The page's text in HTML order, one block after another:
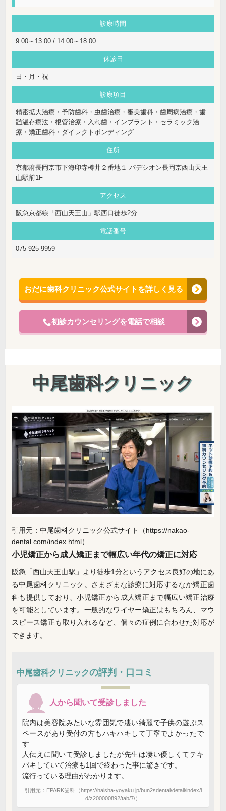
診療時間
9:00～13:00 / 14:00～18:00
休診日
日・月・祝
診療項目
精密拡大治療・予防歯科・虫歯治療・審美歯科・歯周病治療・歯
髄温存療法・根管治療・入れ歯・インプラント・セラミック治
療・矯正歯科・ダイレクトボンディング
住所
京都府長岡京市下海印寺樽井２番地１ パデシオン長岡京西山天王
山駅前1F
アクセス
阪急京都線「西山天王山」駅西口徒歩2分
電話番号
075-925-9959
おだに歯科クリニック公式サイトを詳しく見る
初診カウンセリングを電話で相談
中尾歯科クリニック
引用元：中尾歯科クリニック公式サイト（https://nakao-
dental.com/index.html）
小児矯正から成人矯正まで幅広い年代の矯正に対応
阪急「西山天王山駅」より徒歩1分というアクセス良好の地にあ
る中尾歯科クリニック。さまざまな診療に対応するなか矯正歯
科も提供しており、小児矯正から成人矯正まで幅広い矯正治療
を可能としています。一般的なワイヤー矯正はもちろん、マウ
スピース矯正も取り入れるなど、個々の症例に合わせた対応が
できます。
中尾歯科クリニックの評判・口コミ
人から聞いて受診しました
院内は美容院みたいな雰囲気で凄い綺麗で子供の遊ぶス
ペースがあり受付の方もハキハキして丁寧でよかったで
す
人伝えに聞いて受診しましたが先生は凄い優しくてテキ
パキしていて治療も1回で終わった事に驚きです。
流行っている理由がわかります。
引用元：EPARK歯科（https://haisha-yoyaku.jp/bun2sdental/detail/index/i
d/z200000892/tab/7/）